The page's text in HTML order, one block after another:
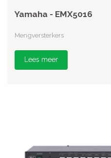
Yamaha - EMX5016
Mengversterkers
Lees meer